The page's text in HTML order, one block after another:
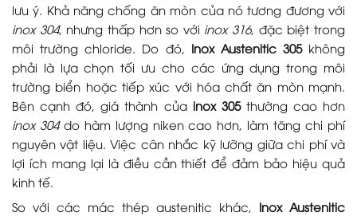
lưu ý. Khả năng chống ăn mòn của nó tương đương với
inox 304, nhưng thấp hơn so với inox 316, đặc biệt trong
môi trường chloride. Do đó, Inox Austenitic 305không
phải là lựa chọn tối ưu cho các ứng dụng trong môi
trường biển hoặc tiếp xúc với hóa chất ăn mòn mạnh.
Bên cạnh đó, giá thành của inox 305thường cao hơn
inox 304do hàm lượng niken cao hơn, làm tăng chi phí
nguyên vật liệu. Việc cân nhắc kỹ lưỡng giữa chi phí và
lợi ích mang lại là điều cần thiết để đảm bảo hiệu quả
kinh tế.
So với các mác thép austenitic khác, Inox Austenitic